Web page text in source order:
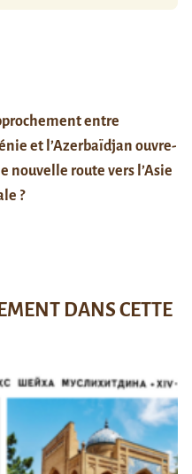
entre
et l’Azerbaïdjan ouvre-
nouvelle route vers l’Asie
?
DANS CETTE